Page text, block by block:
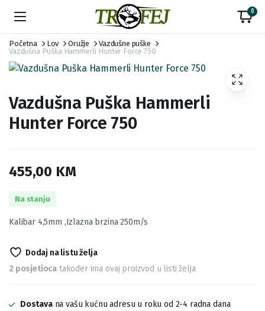
0
Početna Lov Oružje
Vazdušne puške
Vazdušna Puška Hammerli Hunter Force 750
Vazdušna Puška Hammerli
Hunter Force 750
455,00 KM
Na stanju
Kalibar 4,5mm ,Izlazna brzina 250m/s
Dodaj na listu želja
2 posjetioca također ima ovaj proizvod u listi želja
Dostavana vašu kućnu adresu u roku od 2-4 radna dana